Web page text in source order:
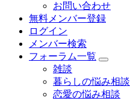
お問い合わせ
無料メンバー登録
ログイン
メンバー検索
フォーラム一覧
雑談
暮らしの悩み相談
恋愛の悩み相談